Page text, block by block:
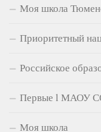
Моя школа
Приоритетный
Российское
Первые l МАОУ
Моя школа